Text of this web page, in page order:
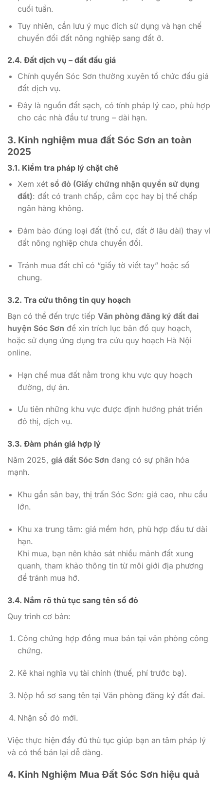
cuối tuần.
Tuy nhiên, cần lưu ý mục đích sử dụng và hạn chế
chuyển đổi đất nông nghiệp sang đất ở.
2.4. Đất dịch vụ – đất đấu giá
Chính quyền Sóc Sơn thường xuyên tổ chức đấu giá
đất dịch vụ.
Đây là nguồn đất sạch, có tính pháp lý cao, phù hợp
cho các nhà đầu tư trung – dài hạn.
3. Kinh nghiệm mua đất Sóc Sơn an toàn
2025
3.1. Kiểm tra pháp lý chặt chẽ
Xem xét sổ đỏ (Giấy chứng nhận quyền sử dụng
đất): đất có tranh chấp, cắm cọc hay bị thế chấp
ngân hàng không.
Đảm bảo đúng loại đất (thổ cư, đất ở lâu dài) thay vì
đất nông nghiệp chưa chuyển đổi.
Tránh mua đất chỉ có “giấy tờ viết tay” hoặc sổ
chung.
3.2. Tra cứu thông tin quy hoạch
Bạn có thể đến trực tiếp Văn phòng đăng ký đất đai
huyện Sóc Sơn để xin trích lục bản đồ quy hoạch,
hoặc sử dụng ứng dụng tra cứu quy hoạch Hà Nội
online.
Hạn chế mua đất nằm trong khu vực quy hoạch
đường, dự án.
Ưu tiên những khu vực được định hướng phát triển
đô thị, dịch vụ.
3.3. Đàm phán giá hợp lý
Năm 2025, giá đất Sóc Sơn đang có sự phân hóa
mạnh.
Khu gần sân bay, thị trấn Sóc Sơn: giá cao, nhu cầu
lớn.
Khu xa trung tâm: giá mềm hơn, phù hợp đầu tư dài
hạn.
Khi mua, bạn nên khảo sát nhiều mảnh đất xung
quanh, tham khảo thông tin từ môi giới địa phương
để tránh mua hớ.
3.4. Nắm rõ thủ tục sang tên sổ đỏ
Quy trình cơ bản:
Công chứng hợp đồng mua bán tại văn phòng công
chứng.
Kê khai nghĩa vụ tài chính (thuế, phí trước bạ).
Nộp hồ sơ sang tên tại Văn phòng đăng ký đất đai.
Nhận sổ đỏ mới.
Việc thực hiện đầy đủ thủ tục giúp bạn an tâm pháp lý
và có thể bán lại dễ dàng.
4. Kinh Nghiệm Mua Đất Sóc Sơn hiệu quả